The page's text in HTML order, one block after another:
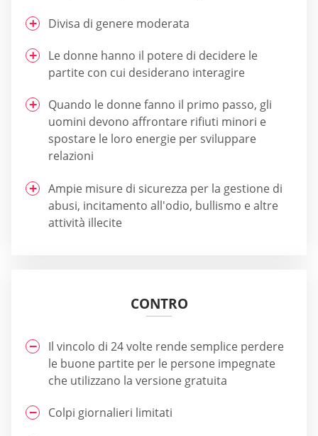
Divisa di genere moderata
Le donne hanno il potere di decidere le
partite con cui desiderano interagire
Quando le donne fanno il primo passo, gli
uomini devono affrontare rifiuti minori e
spostare le loro energie per sviluppare
relazioni
Ampie misure di sicurezza per la gestione di
abusi, incitamento all'odio, bullismo e altre
attività illecite
CONTRO
Il vincolo di 24 volte rende semplice perdere
le buone partite per le persone impegnate
che utilizzano la versione gratuita
Colpi giornalieri limitati